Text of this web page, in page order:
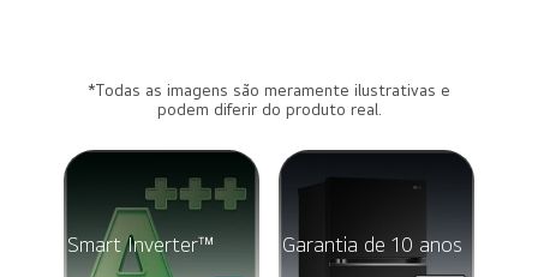
*Todas as imagens são meramente ilustrativas e
podem diferir do produto real.
Smart Inverter™ Garantia de 10 anos